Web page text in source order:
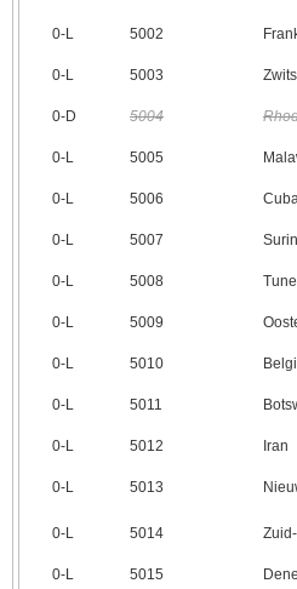
0‑L 5002
0‑L 5003
0‑D 5004
0‑L 5005
0‑L 5006
0‑L 5007
0‑L 5008
0‑L 5009
0‑L 5010
0‑L 5011
0‑L 5012 Iran
0‑L 5013
0‑L 5014
0‑L 5015